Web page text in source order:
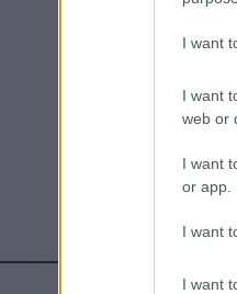
I want
I want
web or
I want
or app.
I want
I want